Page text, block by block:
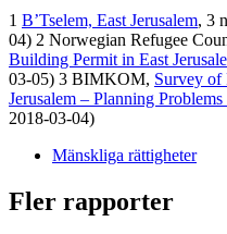
1 B’Tselem, East Jerusalem, 3
04) 2 Norwegian Refugee
Building Permit in East
03-05) 3 BIMKOM, Survey of
Jerusalem – Planning
2018-03-04)
Mänskliga rättigheter
Fler rapporter